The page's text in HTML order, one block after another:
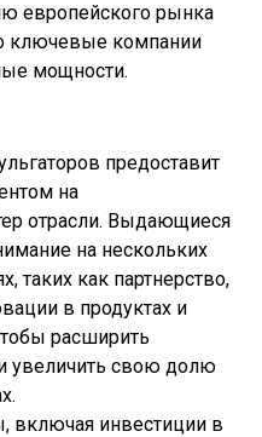
европейского рынка
ключевые компании
мощности.
предоставит
на
отрасли. Выдающиеся
на нескольких
таких как партнерство,
в продуктах и
расширить
увеличить свою долю
включая инвестиции в